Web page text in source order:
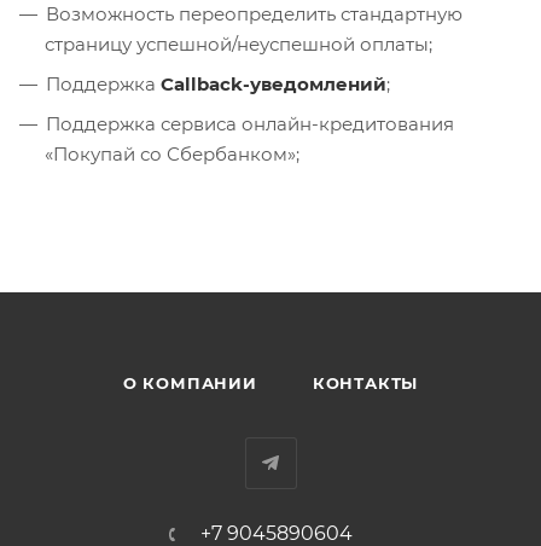
Возможность переопределить стандартную
страницу успешной/неуспешной оплаты;
Поддержка Callback-уведомлений;
Поддержка сервиса онлайн-кредитования
«Покупай со Сбербанком»;
О КОМПАНИИ КОНТАКТЫ
+7 9045890604